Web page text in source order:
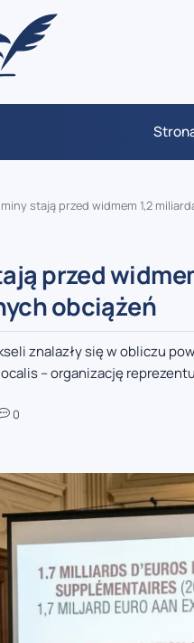
stają przed widmem 1,2
przed
obciążeń
znalazły się w obliczu
– organizację
0